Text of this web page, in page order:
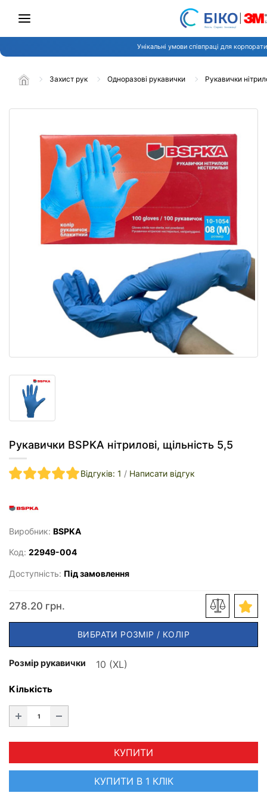
Унікальні умови співпраці для
Захист рук Одноразові рукавички Рукавички
Рукавички BSPKA нітрилові, щільність 5,5
Відгуків: 1 / Написати відгук
Виробник: BSPKA
Код: 22949-004
Доступність: Під замовлення
278.20 грн.
ВИБРАТИ РОЗМІР / КОЛІР
Розмір рукавички
Кількість
КУПИТИ
КУПИТИ В 1 КЛІК